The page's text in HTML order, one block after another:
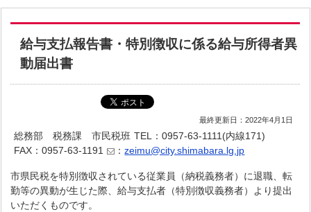
給与支払報告書・特別徴収に係る給与所得者異
動届出書
最終更新日：2022年4月1日
総務部 税務課 市民税班 TEL：0957-63-1111(内線171)
FAX：0957-63-1191
：zeimu@city.shimabara.lg.jp
市県民税を特別徴収されている従業員（納税義務者）に退職、転
勤等の異動が生じた際、給与支払者（特別徴収義務者）より提出
いただくものです。